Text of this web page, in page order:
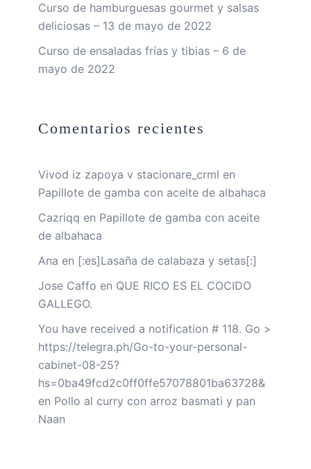
Curso de hamburguesas gourmet y salsas
deliciosas – 13 de mayo de 2022
Curso de ensaladas frías y tibias – 6 de
mayo de 2022
Comentarios recientes
Vivod iz zapoya v stacionare_crml en
Papillote de gamba con aceite de albahaca
Cazriqq en Papillote de gamba con aceite
de albahaca
Ana en [:es]Lasaña de calabaza y setas[:]
Jose Caffo en QUE RICO ES EL COCIDO
GALLEGO.
You have received a notification # 118. Go >
https://telegra.ph/Go-to-your-personal-
cabinet-08-25?
hs=0ba49fcd2c0ff0ffe57078801ba63728&
en Pollo al curry con arroz basmati y pan
Naan